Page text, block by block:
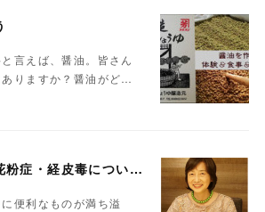
言えば、醤油。皆さん
りますか？醤油がど…
食物アレルギー・花粉症・経皮毒について学んでみませんか？
便利なものが満ち溢